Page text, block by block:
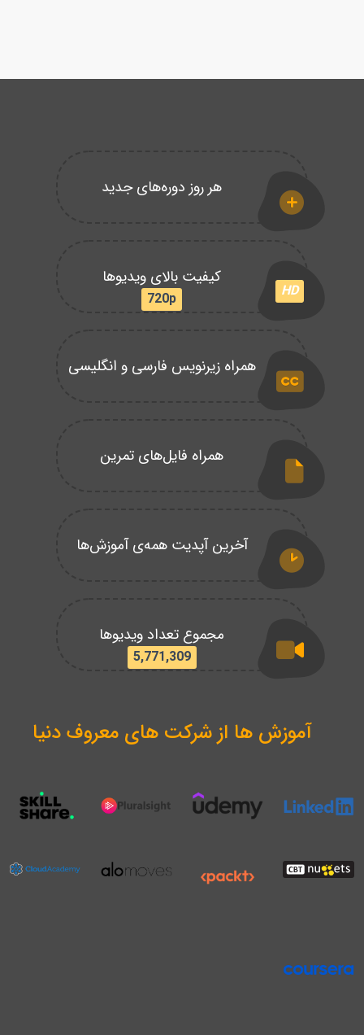
هر روز دوره‌های جدید
HD
کیفیت بالای ویدیوها
720p
همراه زیرنویس فارسی و انگلیسی
همراه فایل‌های تمرین
آخرین آپدیت همه‌ی آموزش‌ها
مجموع تعداد ویدیوها
5,771,309
آموزش ها از شرکت های معروف دنیا